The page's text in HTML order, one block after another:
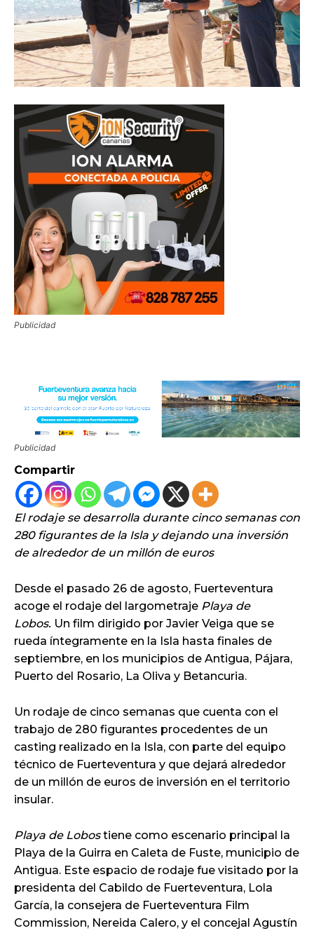
Publicidad
Publicidad
Compartir
El rodaje se desarrolla durante cinco semanas con
280 figurantes de la Isla y dejando una inversión
de alrededor de un millón de euros
Desde el pasado 26 de agosto, Fuerteventura
acoge el rodaje del largometraje Playa de
Lobos. Un film dirigido por Javier Veiga que se
rueda íntegramente en la Isla hasta finales de
septiembre, en los municipios de Antigua, Pájara,
Puerto del Rosario, La Oliva y Betancuria.
Un rodaje de cinco semanas que cuenta con el
trabajo de 280 figurantes procedentes de un
casting realizado en la Isla, con parte del equipo
técnico de Fuerteventura y que dejará alrededor
de un millón de euros de inversión en el territorio
insular.
Playa de Lobostiene como escenario principal la
Playa de la Guirra en Caleta de Fuste, municipio de
Antigua. Este espacio de rodaje fue visitado por la
presidenta del Cabildo de Fuerteventura, Lola
García, la consejera de Fuerteventura Film
Commission, Nereida Calero, y el concejal Agustín